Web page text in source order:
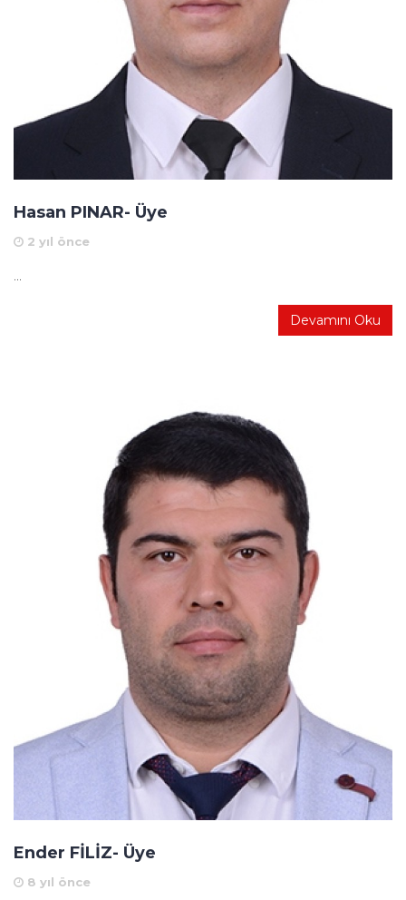
Hasan PINAR- Üye
2 yıl önce
Devamını Oku
Ender FİLİZ- Üye
8 yıl önce